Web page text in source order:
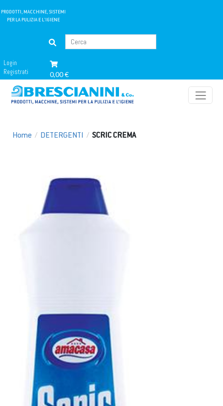
PRODOTTI, MACCHINE, SISTEMI
PER LA PULIZIA E L'IGIENE
Login
Registrati
0,00 €
Home / DETERGENTI / SCRIC CREMA